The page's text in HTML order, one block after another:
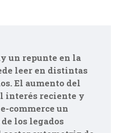
un repunte en la
leer en distintas
El aumento del
interés reciente y
commerce un
los legados